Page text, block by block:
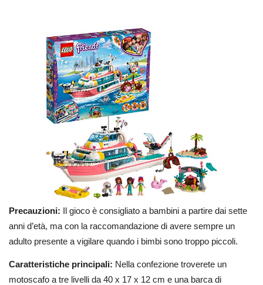
Precauzioni: Il gioco è consigliato a bambini a partire dai sette
anni d’età, ma con la raccomandazione di avere sempre un
adulto presente a vigilare quando i bimbi sono troppo piccoli.
Caratteristiche principali: Nella confezione troverete un
motoscafo a tre livelli da 40 x 17 x 12 cm e una barca di